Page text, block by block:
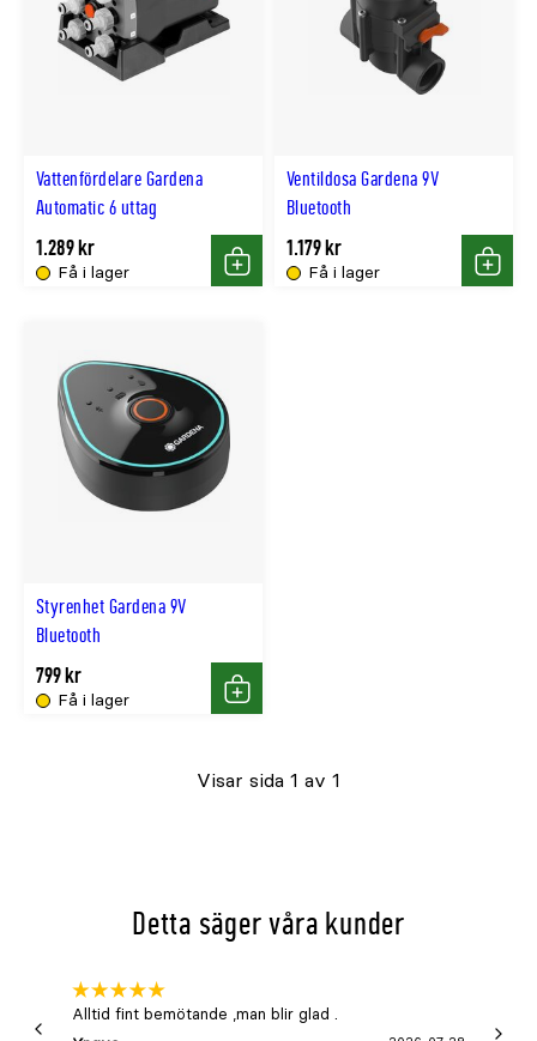
Vattenfördelare Gardena
Automatic 6 uttag
Få i lager
1.289 kr
Köp
Ventildosa Gardena 9V
Bluetooth
Få i lager
1.179 kr
Köp
Styrenhet Gardena 9V
Bluetooth
Få i lager
799 kr
Köp
Visar sida 1 av 1
Detta säger våra kunder
Alltid fint bemötande ,man blir glad .